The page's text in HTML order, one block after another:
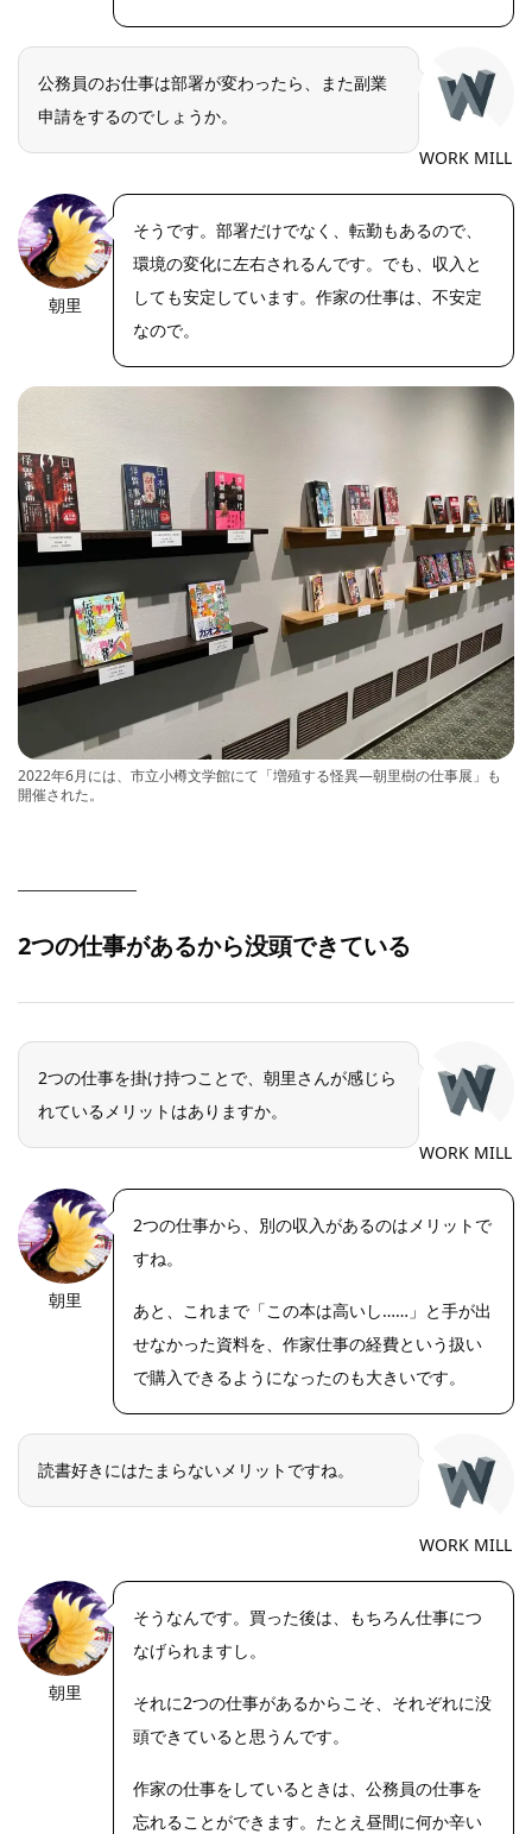
公務員のお仕事は部署が変わったら、また副業
申請をするのでしょうか。
WORK MILL
朝里
そうです。部署だけでなく、転勤もあるので、
環境の変化に左右されるんです。でも、収入と
しても安定しています。作家の仕事は、不安定
なので。
2022年6月には、市立小樽文学館にて「増殖する怪異―朝里樹の仕事展」も
開催された。
2つの仕事があるから没頭できている
2つの仕事を掛け持つことで、朝里さんが感じら
れているメリットはありますか。
WORK MILL
朝里
2つの仕事から、別の収入があるのはメリットで
すね。
あと、これまで「この本は高いし……」と手が出
せなかった資料を、作家仕事の経費という扱い
で購入できるようになったのも大きいです。
読書好きにはたまらないメリットですね。
WORK MILL
朝里
そうなんです。買った後は、もちろん仕事につ
なげられますし。
それに2つの仕事があるからこそ、それぞれに没
頭できていると思うんです。
作家の仕事をしているときは、公務員の仕事を
忘れることができます。たとえ昼間に何か辛い